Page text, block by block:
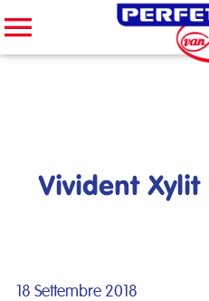
Cerca nel sito
Vivident Xylit
18 Settembre 2018